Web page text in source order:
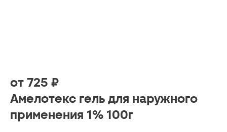
от 725 ₽
Амелотекс гель для наружного
применения 1% 100г